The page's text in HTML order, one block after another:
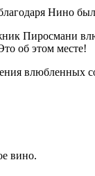
Нино
Пиросмани
об этом месте!
влюбленных
вино.